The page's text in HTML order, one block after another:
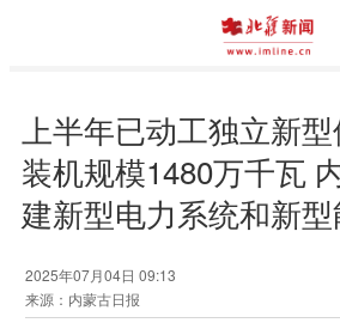
上半年已动工独立新
装机规模1480万千瓦
建新型电力系统和新
2025年07月04日 09:13
来源：内蒙古日报